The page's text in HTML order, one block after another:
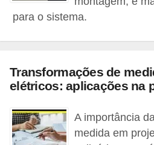
para o sistema.
Transformações de
elétricos: aplicações na
A importância
medida em
é
i
c
o
s